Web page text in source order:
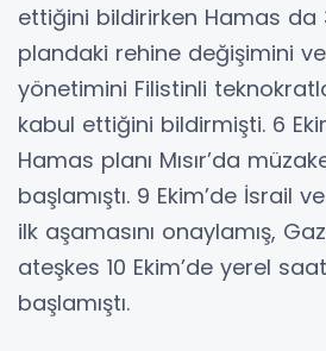
ettiğini bildirirken Hamas da
plandaki rehine değişimini
yönetimini Filistinli
kabul ettiğini bildirmişti. 6
Hamas planı Mısır’da
başlamıştı. 9 Ekim’de İsrail
ilk aşamasını onaylamış,
ateşkes 10 Ekim’de yerel
başlamıştı.